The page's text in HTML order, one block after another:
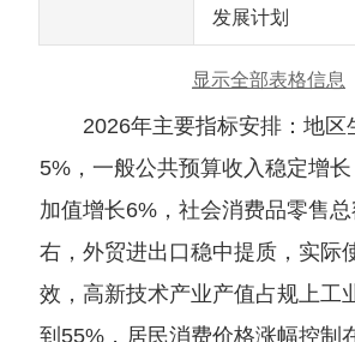
发展计划
显示全部表格信息
2026年主要指标安排：地区
5%，一般公共预算收入稳定增
加值增长6%，社会消费品零售
右，外贸进出口稳中提质，实际
效，高新技术产业产值占规上工
到55%，居民消费价格涨幅控制